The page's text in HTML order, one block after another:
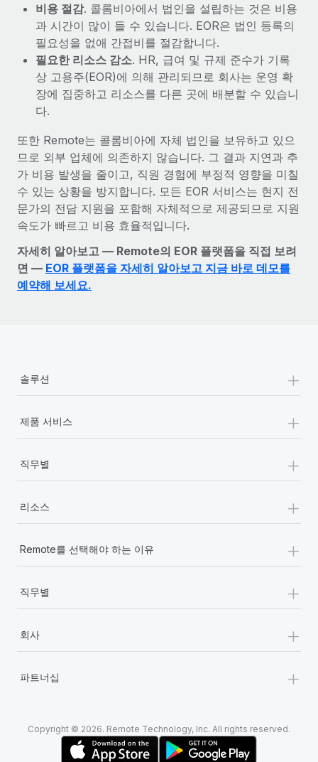
비용 절감. 콜롬비아에서 법인을 설립하는 것은 비용
과 시간이 많이 들 수 있습니다. EOR은 법인 등록의
필요성을 없애 간접비를 절감합니다.
필요한 리소스 감소. HR, 급여 및 규제 준수가 기록
상 고용주(EOR)에 의해 관리되므로 회사는 운영 확
장에 집중하고 리소스를 다른 곳에 배분할 수 있습니
다.
또한 Remote는 콜롬비아에 자체 법인을 보유하고 있으
므로 외부 업체에 의존하지 않습니다. 그 결과 지연과 추
가 비용 발생을 줄이고, 직원 경험에 부정적 영향을 미칠
수 있는 상황을 방지합니다. 모든 EOR 서비스는 현지 전
문가의 전담 지원을 포함해 자체적으로 제공되므로 지원
속도가 빠르고 비용 효율적입니다.
자세히 알아보고 — Remote의 EOR 플랫폼을 직접 보려
면 — EOR 플랫폼을 자세히 알아보고 지금 바로 데모를
예약해 보세요.
솔루션 +
제품 서비스 +
직무별 +
리소스 +
Remote를 선택해야 하는 이유 +
직무별 +
회사 +
파트너십 +
Copyright © 2026. Remote Technology, Inc. All rights reserved.